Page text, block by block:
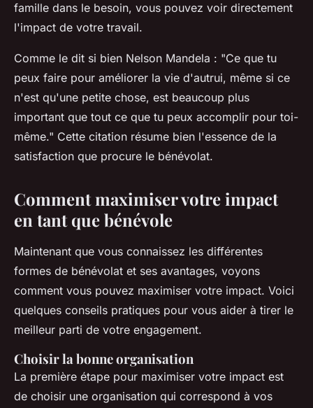
famille dans le besoin, vous pouvez voir directement
l'impact de votre travail.
Comme le dit si bien Nelson Mandela : "Ce que tu
peux faire pour améliorer la vie d'autrui, même si ce
n'est qu'une petite chose, est beaucoup plus
important que tout ce que tu peux accomplir pour toi-
même." Cette citation résume bien l'essence de la
satisfaction que procure le bénévolat.
Comment maximiser votre impact
en tant que bénévole
Maintenant que vous connaissez les différentes
formes de bénévolat et ses avantages, voyons
comment vous pouvez maximiser votre impact. Voici
quelques conseils pratiques pour vous aider à tirer le
meilleur parti de votre engagement.
Choisir la bonne organisation
La première étape pour maximiser votre impact est
de choisir une organisation qui correspond à vos